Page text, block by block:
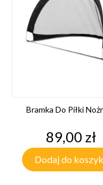
Bramka Do Piłki
Cena
89,00 zł
Dodaj do